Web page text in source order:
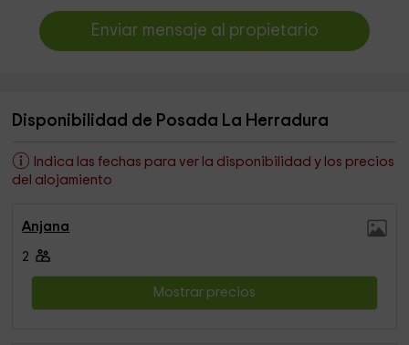
Enviar mensaje al propietario
Disponibilidad de Posada La Herradura
Indica las fechas para ver la disponibilidad y los precios
del alojamiento
Anjana
2
Mostrar precios